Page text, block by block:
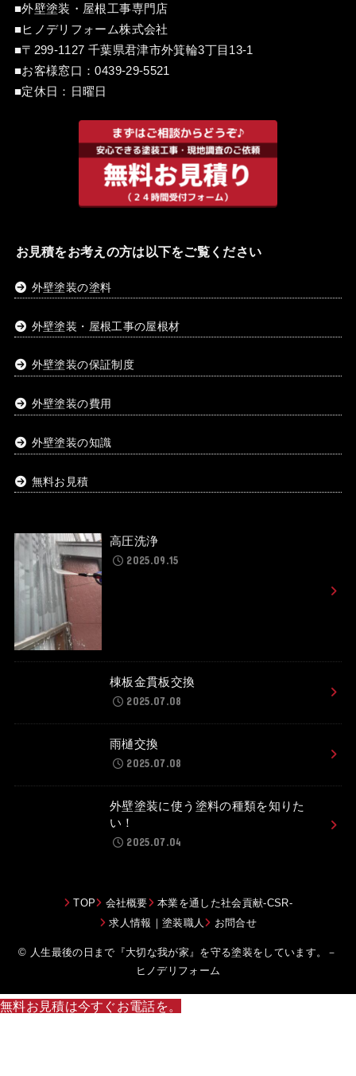
■外壁塗装・屋根工事専門店
■ヒノデリフォーム株式会社
■〒299-1127 千葉県君津市外箕輪3丁目13-1
■お客様窓口：0439-29-5521
■定休日：日曜日
お見積をお考えの方は以下をご覧ください
外壁塗装の塗料
外壁塗装・屋根工事の屋根材
外壁塗装の保証制度
外壁塗装の費用
外壁塗装の知識
無料お見積
高圧洗浄
2025.09.15
棟板金貫板交換
2025.07.08
雨樋交換
2025.07.08
外壁塗装に使う塗料の種類を知りた
い！
2025.07.04
TOP 会社概要
本業を通した社会貢献-CSR-
求人情報｜塗装職人
お問合せ
© 人生最後の日まで『大切な我が家』を守る塗装をしています。－
ヒノデリフォーム
無料お見積は今すぐお電話を。